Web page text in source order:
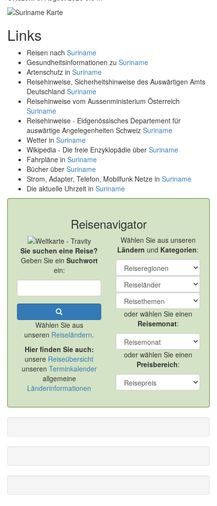
Links
Reisen nach Suriname
Gesundheitsinformationen zu Suriname
Artenschutz in Suriname
Reisehinweise, Sicherheitshinweise des Auswärtigen Amts
Deutschland Suriname
Reisehinweise vom Aussenministerium Österreich
Suriname
Reisehinweise - Eidgenössisches Departement für
auswärtige Angelegenheiten Schweiz Suriname
Wetter in Suriname
Wikipedia - Die freie Enzyklopädie über Suriname
Fahrpläne in Suriname
Bücher über Suriname
Strom, Adapter, Telefon, Mobilfunk Netze in Suriname
Die aktuelle Uhrzeit in Suriname
Reisenavigator
Sie suchen eine Reise?
Geben Sie ein Suchwort
ein:
Wählen Sie aus
unseren Reiseländern.
Hier finden Sie auch:
unsere Reiseübersicht
unseren Terminkalender
allgemeine
Länderinformationen
Wählen Sie aus unseren
Ländern und Kategorien:
oder wählen Sie einen
Reisemonat:
oder wählen Sie einen
Preisbereich: